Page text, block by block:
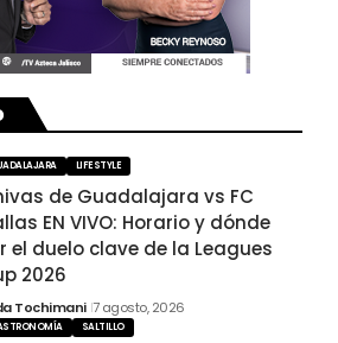
LIFESTYLE
de Guadalajara vs FC
EN VIVO: Horario y dónde
el duelo clave de la Leagues
2026
Tochimani 7 agosto, 2026
SALTILLO